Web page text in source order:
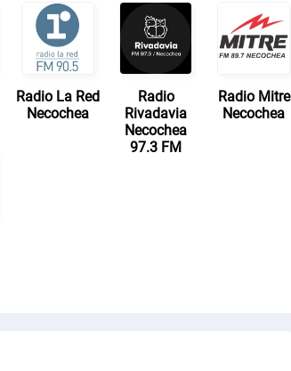
Radio La Red
Necochea
Radio
Rivadavia
Necochea
97.3 FM
Radio Mitre
Necochea